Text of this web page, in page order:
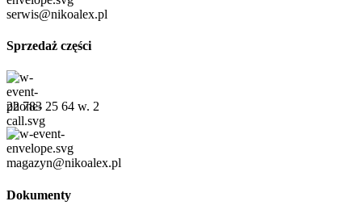
serwis@nikoalex.pl
Sprzedaż części
22 783 25 64 w. 2
magazyn@nikoalex.pl
Dokumenty